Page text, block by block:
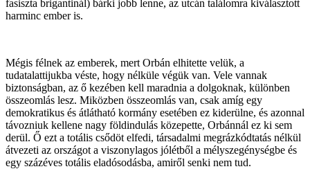
fasiszta brigantinál) bárki jobb lenne, az utcán találomra kiválasztott
harminc ember is.
Mégis félnek az emberek, mert Orbán elhitette velük, a
tudatalattijukba véste, hogy nélküle végük van. Vele vannak
biztonságban, az ő kezében kell maradnia a dolgoknak, különben
összeomlás lesz. Miközben összeomlás van, csak amíg egy
demokratikus és átlátható kormány esetében ez kiderülne, és azonnal
távozniuk kellene nagy földindulás közepette, Orbánnál ez ki sem
derül. Ő ezt a totális csődöt elfedi, társadalmi megrázkódtatás nélkül
átvezeti az országot a viszonylagos jólétből a mélyszegénységbe és
egy százéves totális eladósodásba, amiről senki nem tud.